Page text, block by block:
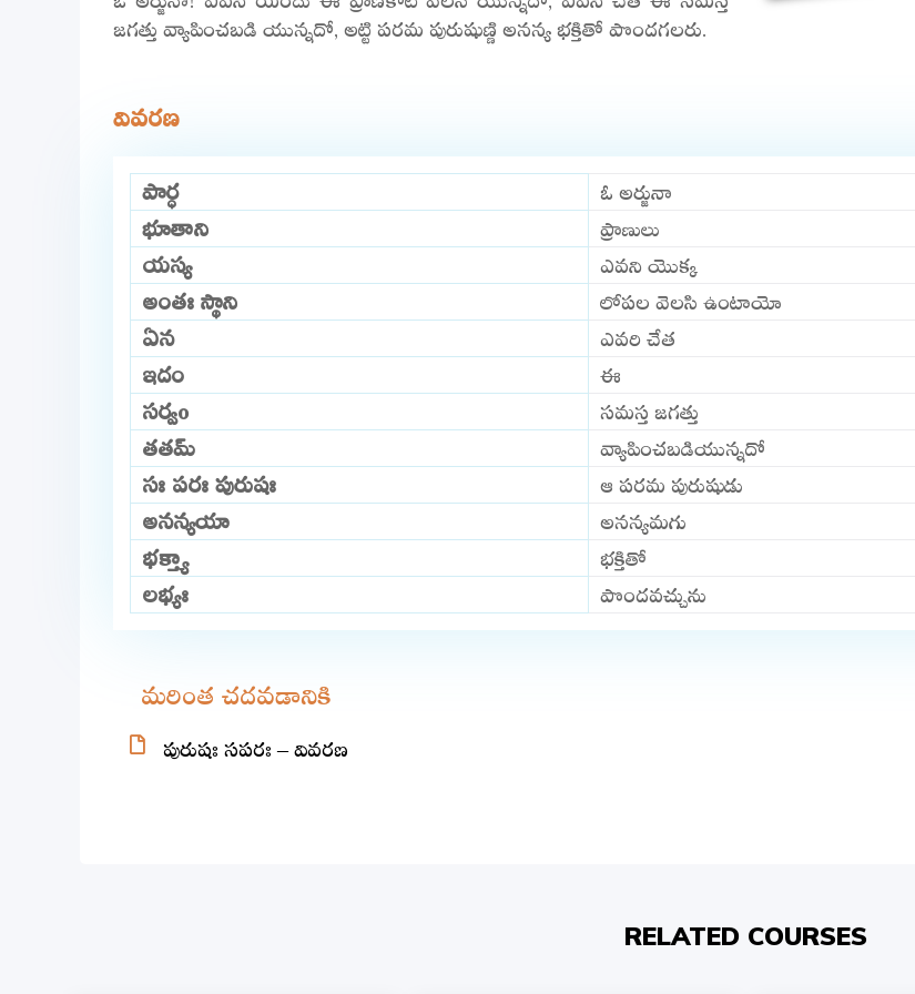
జగత్తు వ్యాపించబడి యున్నదో, అట్టి పరమ పురుషుణ్ణి అనన్య భక్తితో పొందగలరు.
వివరణ
పార్ధ ఓ అర్జునా
భూతాని ప్రాణులు
యస్య ఎవని యొక్క
అంతః స్థాని లోపల వెలసి ఉంటాయో
ఏన ఎవరి చేత
ఇదం ఈ
సర్వo సమస్త జగత్తు
తతమ్ వ్యాపించబడియున్నదో
సః పరః పురుషః ఆ పరమ పురుషుడు
అనన్యయా అనన్యమగు
భక్త్యా భక్తితో
లభ్యః పొందవచ్చును
మరింత చదవడానికి
పురుషః సపరః – వివరణ
RELATED COURSES